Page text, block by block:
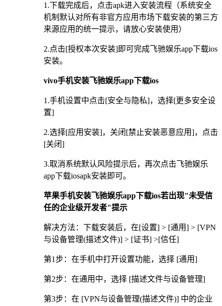
1.下载完成后，点击apk进入安装流程（系统安全
机制默认对所有非官方应用市场下载安装的第三方
来源应用的统一提示，请放心安装使用）
2.点击[授权本次安装]即可完成飞驰娱乐app下载ios
安装。
vivo手机安装飞驰娱乐app下载ios
1.手机设置中点击[安全与隐私]，选择[更多安全设
置]
2.选择[应用安装]，关闭[禁止安装恶意应用]，点击
[关闭]
3.取消系统默认风险提示后，再次点击飞驰娱乐
app下载iosapk安装即可。
苹果手机安装飞驰娱乐app下载ios若出现"未受信
任的企业级开发者"提示
解决方法：下载安装后，在[设置] > [通用] > [VPN
与设备管理(描述文件)] > [证书] >[信任]
第1步：在手机中打开设置功能，选择 [通用]
第2步：在通用中，选择 [描述文件与设备管理]
第3步：在 [VPN与设备管理(描述文件)] 中的企业